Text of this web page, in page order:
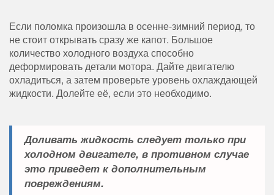
Если поломка произошла в осенне-зимний период, то
не стоит открывать сразу же капот. Большое
количество холодного воздуха способно
деформировать детали мотора. Дайте двигателю
охладиться, а затем проверьте уровень охлаждающей
жидкости. Долейте её, если это необходимо.
Доливать жидкость следует только при
холодном двигателе, в противном случае
это приведет к дополнительным
повреждениям.